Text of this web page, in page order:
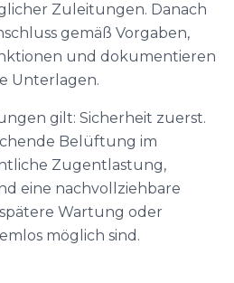
Zuleitungen. Danach
gemäß Vorgaben,
und dokumentieren
Unterlagen.
gilt: Sicherheit zuerst.
Belüftung im
Zugentlastung,
eine nachvollziehbare
Wartung oder
möglich sind.